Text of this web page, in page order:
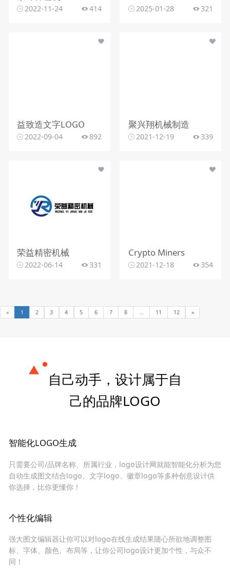
2022-11-24 414 2025-01-28 321
益致造文字LOGO
2022-09-04 892
聚兴翔机械制造
2021-12-19 339
荣益精密机械
2022-06-14 331
Crypto Miners
2021-12-18 354
« 1 2 3 4 5 6 7 8 11 12 »
自己动手，设计属于自
己的品牌LOGO
智能化LOGO生成
只需要公司/品牌名称、所属行业，logo设计网就能智能化分析为您
自动生成图文结合logo、文字logo、徽章logo等多种创意设计供
你选择，比你更懂你！
个性化编辑
强大图文编辑器让你可以对logo在线生成结果随心所欲地调整图
标、字体、颜色、布局等，让你公司logo设计更加个性，与众不
同！